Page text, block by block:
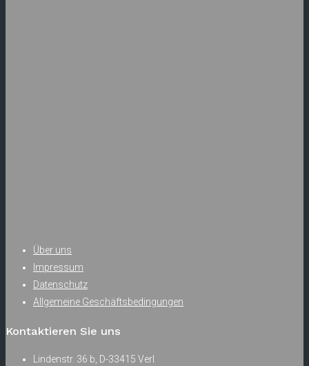
Über uns
Impressum
Datenschutz
Allgemeine Geschäftsbedingungen
Kontaktieren Sie uns
Lindenstr. 36 b, D-33415 Verl